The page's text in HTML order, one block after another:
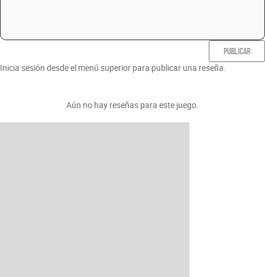
PUBLICAR
Inicia sesión desde el menú superior para publicar una reseña.
Aún no hay reseñas para este juego.